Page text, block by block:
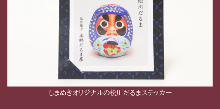
しまぬきオリジナルの松川だるまステッカー